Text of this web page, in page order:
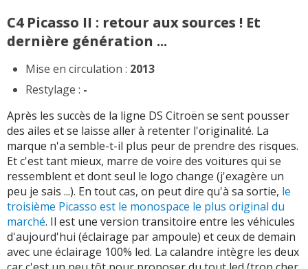
C4 Picasso II : retour aux sources ! Et
dernière génération ...
Mise en circulation : 2013
Restylage : -
Après les succès de la ligne DS Citroën se sent pousser
des ailes et se laisse aller à retenter l'originalité. La
marque n'a semble-t-il plus peur de prendre des risques.
Et c'est tant mieux, marre de voire des voitures qui se
ressemblent et dont seul le logo change (j'exagère un
peu je sais ...). En tout cas, on peut dire qu'à sa sortie, le
troisième Picasso est le monospace le plus original du
marché. Il est une version transitoire entre les véhicules
d'aujourd'hui (éclairage par ampoule) et ceux de demain
avec une éclairage 100% led. La calandre intègre les deux